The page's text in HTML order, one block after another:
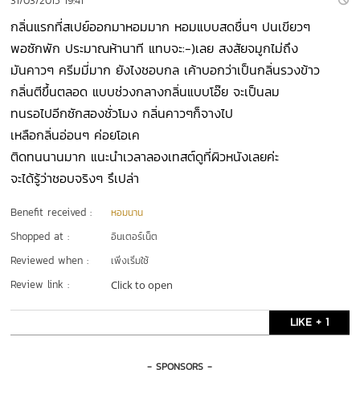
กลิ่นแรกที่สเปย์ออกมาหอมมาก หอมแบบสดชื่นๆ ปนเขียวๆ
พอซักพัก ประมาณห้านาที แทบจะ:-)เลย สงสัยจมูกไม่ถึง
มันคาวๆ ครีมมี่มาก ยังไงชอบกล เค้าบอกว่าเป็นกลิ่นรวงข้าว
กลิ่นตีขึ้นตลอด แบบช่วงกลางกลิ่นแบบโอ๊ย จะเป็นลม
ทนรอไปอีกซักสองชั่วโมง กลิ่นคาวๆก็จางไป
เหลือกลิ่นอ่อนๆ ค่อยโอเค
ติดทนนานมาก แนะนำเวลาลองเทสต์ดูที่ผิวหนังเลยค่ะ
จะได้รู้ว่าชอบจริงๆ รึเปล่า
Benefit received : หอมนาน
Shopped at : อินเตอร์เน็ต
Reviewed when : เพิ่งเริ่มใช้
Review link : Click to open
LIKE + 1
- SPONSORS -